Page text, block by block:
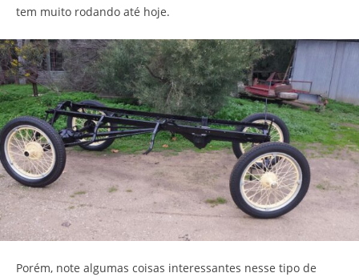
tem muito rodando até hoje.
Porém, note algumas coisas interessantes nesse tipo de